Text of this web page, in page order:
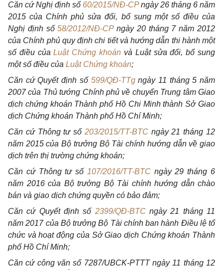
Căn cứ Nghị định số 60/2015/NĐ-CPngày 26 tháng 6 năm
2015 của Chính phủ sửa đổi, bổ sung một số điều của
Nghị định số58/2012/NĐ-CPngày 20 tháng 7 năm 2012
của Chính phủ quy định chi tiết và hướng dẫn thi hành một
số điều củaLuật Chứng khoán và Luật sửa đổi, bổ sung
một số điều của Luật Chứng khoán;
Căn cứ Quyết định số 599/QĐ-TTgngày 11 tháng 5 năm
2007 của Thủ tướng Chính phủ về chuyển Trung tâm Giao
dịch chứng khoán Thành phố Hồ Chi Minh thành Sở Giao
dịch Chứng khoán Thành phố Hồ Chí Minh;
Căn cứ Thông tư số 203/2015/TT-BTCngày 21 tháng 12
năm 2015 của Bộ trưởng Bộ Tài chính hướng dẫn về giao
dịch trên thị trường chứng khoán;
Căn cứ Thông tư số 107/2016/TT-BTCngày 29 tháng 6
năm 2016 của Bộ trưởng Bộ Tài chính hướng dẫn chào
bán và giao dịch chứng quyền có bảo đảm;
Căn cứ Quyết định số 2399/QĐ-BTCngày 21 tháng 11
năm 2017 của Bộ trưởng Bộ Tài chính ban hành Điều lệ tổ
chức và hoạt động của Sở Giao dịch Chứng khoán Thành
phố Hồ Chí Minh;
Căn cứ công văn số 7287/UBCK-PTTT ngày 11 tháng 12